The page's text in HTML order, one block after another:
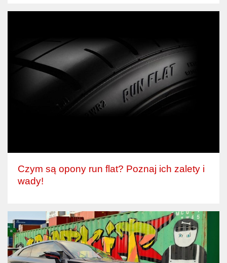
Czym są opony run flat? Poznaj ich zalety i
wady!